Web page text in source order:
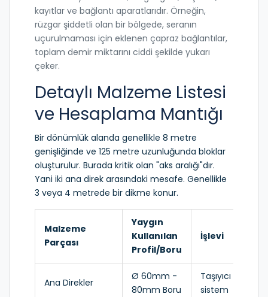
kayıtlar ve bağlantı aparatlarıdır. Örneğin,
rüzgar şiddetli olan bir bölgede, seranın
uçurulmaması için eklenen çapraz bağlantılar,
toplam demir miktarını ciddi şekilde yukarı
çeker.
Detaylı Malzeme Listesi
ve Hesaplama Mantığı
Bir dönümlük alanda genellikle 8 metre
genişliğinde ve 125 metre uzunluğunda bloklar
oluşturulur. Burada kritik olan "aks aralığı"dır.
Yani iki ana direk arasındaki mesafe. Genellikle
3 veya 4 metrede bir dikme konur.
Malzeme
Parçası
Yaygın
Kullanılan
Profil/Boru
İşlevi
Ana Direkler
Ø 60mm -
80mm Boru
Taşıyıcı
sistem